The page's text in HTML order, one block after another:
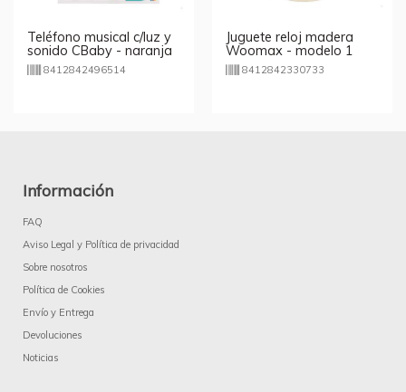
Teléfono musical c/luz y
sonido CBaby - naranja
8412842496514
Juguete reloj madera
Woomax - modelo 1
8412842330733
Información
FAQ
Aviso Legal y Política de privacidad
Sobre nosotros
Política de Cookies
Envío y Entrega
Devoluciones
Noticias